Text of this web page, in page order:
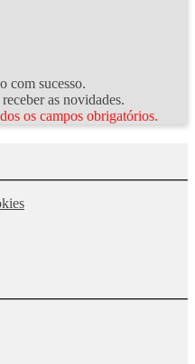
com sucesso.
as novidades.
os campos obrigatórios.